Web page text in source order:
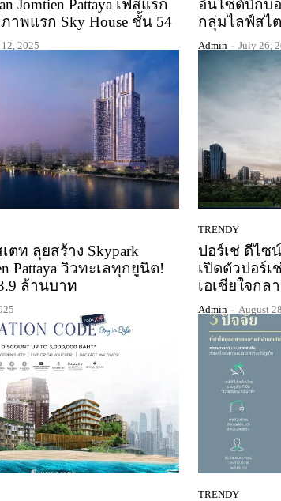
Jomtien Pattaya เฟสแรก
าพแรก Sky House ชั้น 54
12, 2025
อินไซต์บิ๊กบ
กลุ่มไลฟ์สไ
Admin - July 26,
ตท ลุยสร้าง Skypark
Pattaya วิวทะเลทุกยูนิต!
ล้านบาท
TRENDY
ปอร์เช่ ดีไซ
เปิดตัวปอร์
เอเชียใจกล
Admin - August
TRENDY